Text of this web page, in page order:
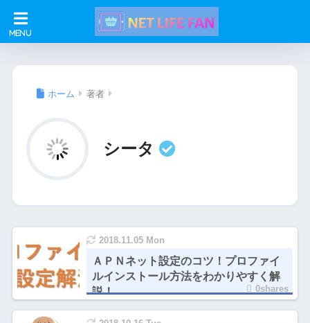
ホーム 著者
シータ
2018.11.05 Mon
ＡＰＮネット設定のコツ！プロファイ
ルインストール方法をわかりやすく解
説！
0shares